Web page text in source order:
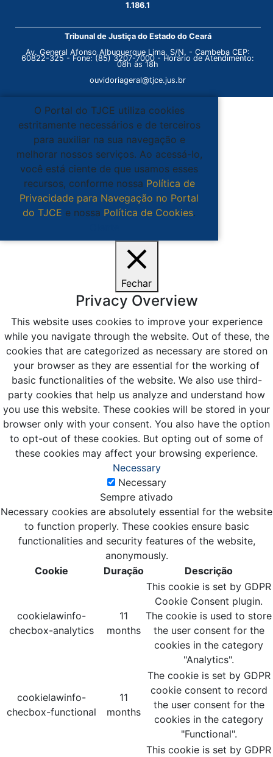
1.186.1
Tribunal de Justiça do Estado do Ceará
Av. General Afonso Albuquerque Lima, S/N. - Cambeba CEP:
60822-325 - Fone: (85) 3207-7000 - Horário de Atendimento:
08h às 18h
ouvidoriageral@tjce.jus.br
O Portal do TJCE utiliza cookies
estritamente necessários e de terceiros
para auxiliar na sua navegação e
melhorar nossos serviços. Ao acessá-lo,
você está ciente de que usamos esses
recursos, conforme nossa Política de
Privacidade para Navegação no Portal
do TJCE e nossa Política de Cookies.
Fechar
Privacy Overview
This website uses cookies to improve your experience
while you navigate through the website. Out of these, the
cookies that are categorized as necessary are stored on
your browser as they are essential for the working of
basic functionalities of the website. We also use third-
party cookies that help us analyze and understand how
you use this website. These cookies will be stored in your
browser only with your consent. You also have the option
to opt-out of these cookies. But opting out of some of
these cookies may affect your browsing experience.
Necessary
Necessary
Sempre ativado
Necessary cookies are absolutely essential for the website
to function properly. These cookies ensure basic
functionalities and security features of the website,
anonymously.
Cookie
Duração Descrição
cookielawinfo-
checbox-analytics
11
months
This cookie is set by GDPR
Cookie Consent plugin.
The cookie is used to store
the user consent for the
cookies in the category
"Analytics".
cookielawinfo-
checbox-functional
11
months
The cookie is set by GDPR
cookie consent to record
the user consent for the
cookies in the category
"Functional".
This cookie is set by GDPR